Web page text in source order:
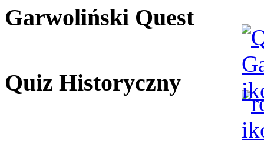
Garwoliński Quest
Quiz Historyczny